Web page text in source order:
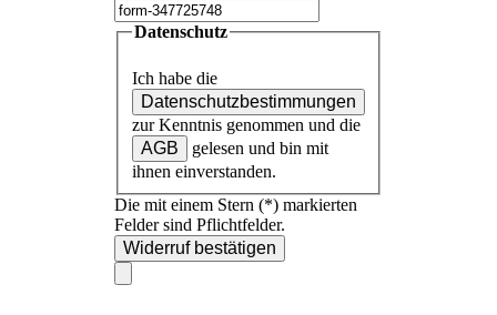
Datenschutz
Ich habe die
Datenschutzbestimmungen
zur Kenntnis genommen und die
AGB
gelesen und bin mit
ihnen einverstanden.
Die mit einem Stern (*) markierten
Felder sind Pflichtfelder.
Widerruf bestätigen